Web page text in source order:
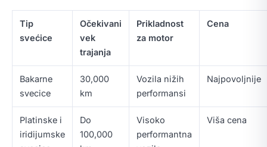
Tip
svećice
Očekivani
vek
trajanja
Prikladnost
za motor
Cena
Bakarne
svecice
30,000
km
Vozila nižih
performansi
Najpovoljnije
Platinske i
iridijumske
Do
100,000
Visoko
performantna
Viša cena